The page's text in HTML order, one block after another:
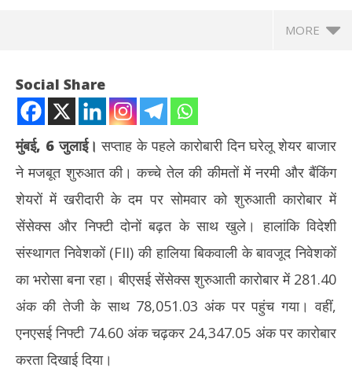
MORE
NOW VIEWING
शेयर बाजार में शानदार शुरुआत : सेंसेक्स 281 अंक उछला, निफ्टी 24,347 के
पार; कच्चे तेल की कीमतों में गिरावट का असर
July
6,
2026
Social Share
मुंबई, 6 जुलाई। सप्ताह के पहले कारोबारी दिन घरेलू शेयर बाजार
ने मजबूत शुरुआत की। कच्चे तेल की कीमतों में नरमी और बैंकिंग
शेयरों में खरीदारी के दम पर सोमवार को शुरुआती कारोबार में
सेंसेक्स और निफ्टी दोनों बढ़त के साथ खुले। हालांकि विदेशी
संस्थागत निवेशकों (FII) की हालिया बिकवाली के बावजूद निवेशकों
का भरोसा बना रहा। बीएसई सेंसेक्स शुरुआती कारोबार में 281.40
अंक की तेजी के साथ 78,051.03 अंक पर पहुंच गया। वहीं,
एनएसई निफ्टी 74.60 अंक चढ़कर 24,347.05 अंक पर कारोबार
करता दिखाई दिया।